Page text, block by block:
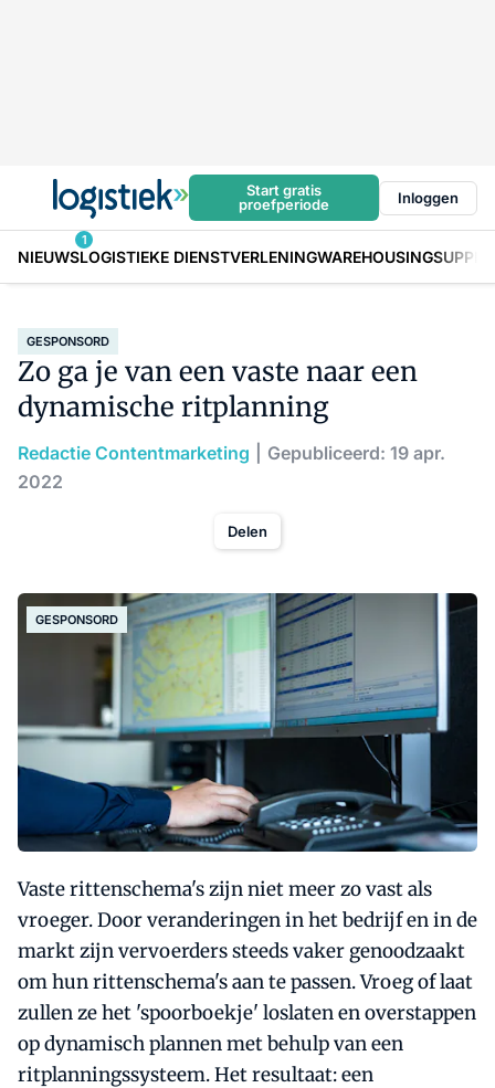
Start gratis
proefperiode
Inloggen
NIEUWS
1
LOGISTIEKE DIENSTVERLENINGWAREHOUSING
GESPONSORD
Zo ga je van een vaste naar een
dynamische ritplanning
Redactie Contentmarketing
Gepubliceerd: 19 apr.
2022
Delen
GESPONSORD
Vaste rittenschema's zijn niet meer zo vast als
vroeger. Door veranderingen in het bedrijf en in de
markt zijn vervoerders steeds vaker genoodzaakt
om hun rittenschema's aan te passen. Vroeg of laat
zullen ze het 'spoorboekje' loslaten en overstappen
op dynamisch plannen met behulp van een
ritplanningssysteem. Het resultaat: een